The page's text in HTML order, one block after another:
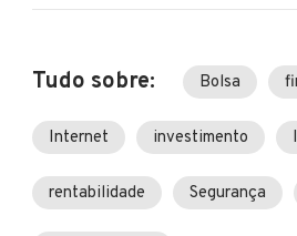
Tudo sobre: Bolsa
Internet investimento
rentabilidade Segurança